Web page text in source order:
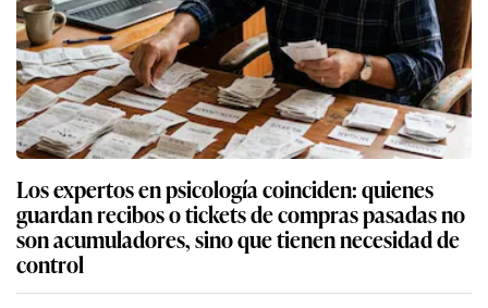
Los expertos en psicología coinciden: quienes
guardan recibos o tickets de compras pasadas no
son acumuladores, sino que tienen necesidad de
control